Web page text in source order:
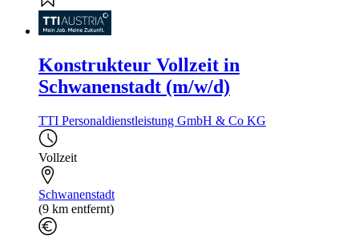
Konstrukteur Vollzeit in
Schwanenstadt (m/w/d)
TTI Personaldienstleistung GmbH & Co KG
Vollzeit
Schwanenstadt
(9 km entfernt)